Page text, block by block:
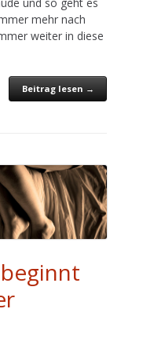
mehr nach
weiter in diese
Beitrag lesen →